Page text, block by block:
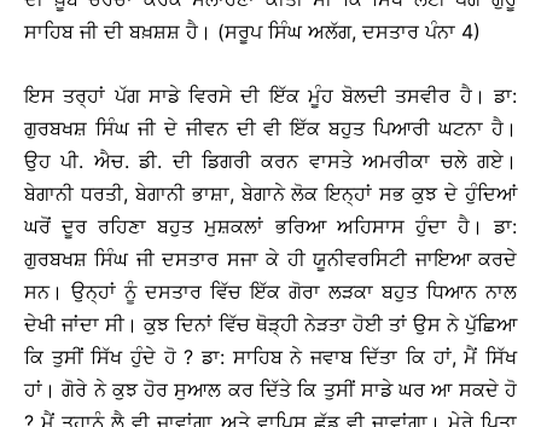
ਸਾਹਿਬ ਜੀ ਦੀ ਬਖ਼ਸ਼ਸ਼ ਹੈ। (ਸਰੂਪ ਸਿੰਘ ਅਲੱਗ, ਦਸਤਾਰ ਪੰਨਾ 4)
ਇਸ ਤਰ੍ਹਾਂ ਪੱਗ ਸਾਡੇ ਵਿਰਸੇ ਦੀ ਇੱਕ ਮੂੰਹ ਬੋਲਦੀ ਤਸਵੀਰ ਹੈ। ਡਾ:
ਗੁਰਬਖਸ਼ ਸਿੰਘ ਜੀ ਦੇ ਜੀਵਨ ਦੀ ਵੀ ਇੱਕ ਬਹੁਤ ਪਿਆਰੀ ਘਟਨਾ ਹੈ।
ਉਹ ਪੀ. ਐਚ. ਡੀ. ਦੀ ਡਿਗਰੀ ਕਰਨ ਵਾਸਤੇ ਅਮਰੀਕਾ ਚਲੇ ਗਏ।
ਬੇਗਾਨੀ ਧਰਤੀ, ਬੇਗਾਨੀ ਭਾਸ਼ਾ, ਬੇਗਾਨੇ ਲੋਕ ਇਨ੍ਹਾਂ ਸਭ ਕੁਝ ਦੇ ਹੁੰਦਿਆਂ
ਘਰੋਂ ਦੂਰ ਰਹਿਣਾ ਬਹੁਤ ਮੁਸ਼ਕਲਾਂ ਭਰਿਆ ਅਹਿਸਾਸ ਹੁੰਦਾ ਹੈ। ਡਾ:
ਗੁਰਬਖਸ਼ ਸਿੰਘ ਜੀ ਦਸਤਾਰ ਸਜਾ ਕੇ ਹੀ ਯੂਨੀਵਰਸਿਟੀ ਜਾਇਆ ਕਰਦੇ
ਸਨ। ਉਨ੍ਹਾਂ ਨੂੰ ਦਸਤਾਰ ਵਿੱਚ ਇੱਕ ਗੋਰਾ ਲੜਕਾ ਬਹੁਤ ਧਿਆਨ ਨਾਲ
ਦੇਖੀ ਜਾਂਦਾ ਸੀ। ਕੁਝ ਦਿਨਾਂ ਵਿੱਚ ਥੋੜ੍ਹੀ ਨੇੜਤਾ ਹੋਈ ਤਾਂ ਉਸ ਨੇ ਪੁੱਛਿਆ
ਕਿ ਤੁਸੀਂ ਸਿੱਖ ਹੁੰਦੇ ਹੋ ? ਡਾ: ਸਾਹਿਬ ਨੇ ਜਵਾਬ ਦਿੱਤਾ ਕਿ ਹਾਂ, ਮੈਂ ਸਿੱਖ
ਹਾਂ। ਗੋਰੇ ਨੇ ਕੁਝ ਹੋਰ ਸੁਆਲ ਕਰ ਦਿੱਤੇ ਕਿ ਤੁਸੀਂ ਸਾਡੇ ਘਰ ਆ ਸਕਦੇ ਹੋ
? ਮੈਂ ਤੁਹਾਨੂੰ ਲੈ ਵੀ ਜਾਵਾਂਗਾ ਅਤੇ ਵਾਪਿਸ ਛੱਡ ਵੀ ਜਾਵਾਂਗਾ। ਮੇਰੇ ਪਿਤਾ